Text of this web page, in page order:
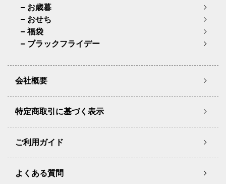
お歳暮
おせち
福袋
ブラックフライデー
会社概要
特定商取引に基づく表示
ご利用ガイド
よくある質問